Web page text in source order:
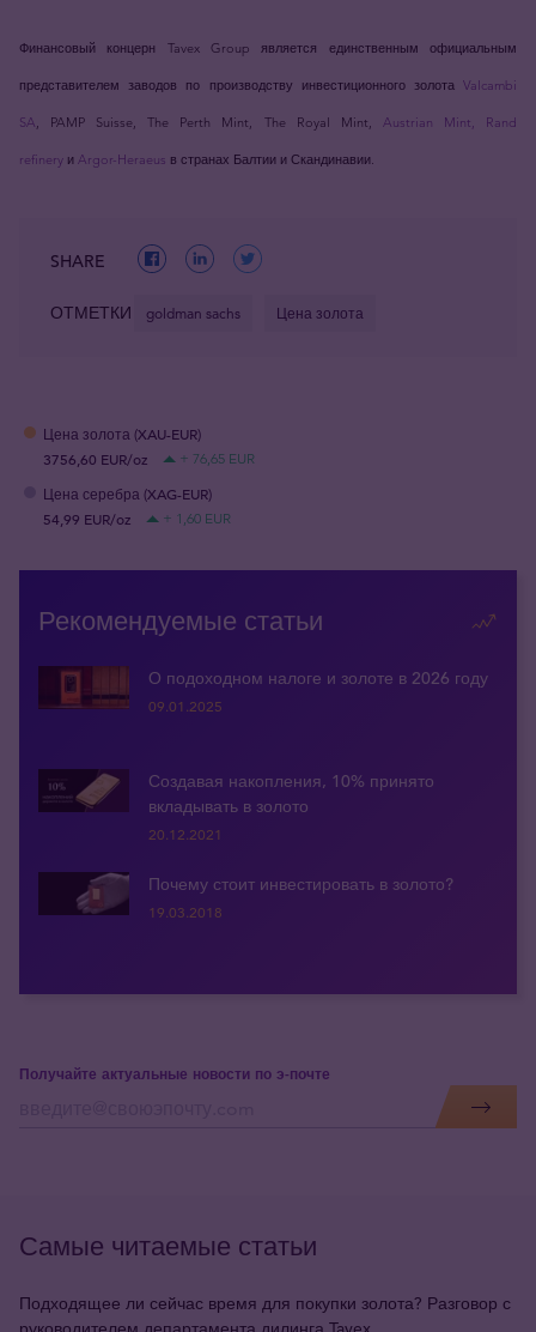
Финансовый концерн Tavex Group является единственным официальным
представителем заводов по производству инвестиционного золота Valcambi
SA, PAMP Suisse, The Perth Mint, The Royal Mint, Austrian Mint, Rand
refinery и Argor-Heraeus в странах Балтии и Скандинавии.
SHARE
ОТМЕТКИ goldman sachs Цена золота
Цена золота (XAU-EUR)
3756,60 EUR/oz
+ 76,65 EUR
Цена серебра (XAG-EUR)
54,99 EUR/oz
+ 1,60 EUR
Рекомендуемые статьи
О подоходном налоге и золоте в 2026 году
09.01.2025
Создавая накопления, 10% принято
вкладывать в золото
20.12.2021
Почему стоит инвестировать в золото?
19.03.2018
Получайте актуальные новости по э-почте
Самые читаемые статьи
Подходящее ли сейчас время для покупки золота? Разговор с